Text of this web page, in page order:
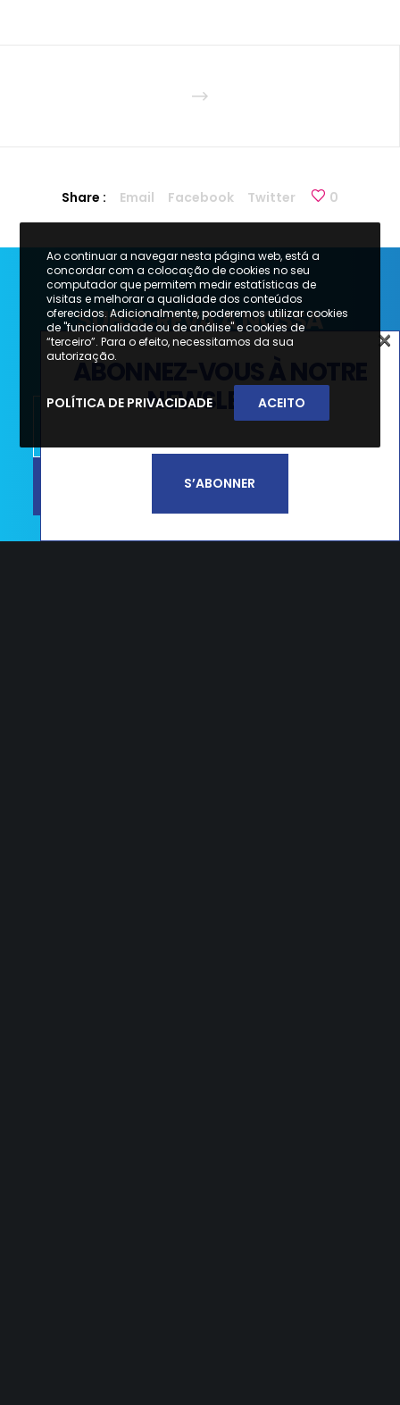
Share : Email Facebook Twitter 0
SUBSCREVA A NOSSA
NEWSLETTER
Li e aceito aPolítica de Privacidade e
Ao continuar a navegar nesta página web, está a
concordar com a colocação de cookies no seu
computador que permitem medir estatísticas de
visitas e melhorar a qualidade dos conteúdos
oferecidos. Adicionalmente, poderemos utilizar cookies
de "funcionalidade ou de análise" e cookies de
“terceiro”. Para o efeito, necessitamos da sua
autorização.
POLÍTICA DE PRIVACIDADE ACEITO
SUBSCREVA A NOSSA
NEWSLETTER
SUBSCREVER
×
ABONNEZ-VOUS À NOTRE
NEWSLETTER
S’ABONNER
×